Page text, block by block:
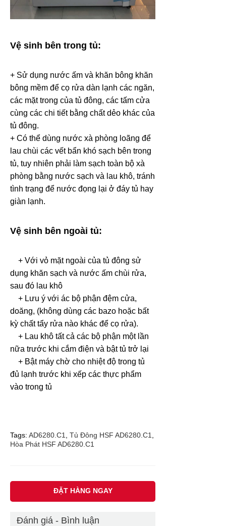
Vệ sinh bên trong tủ:
+ Sử dụng nước ấm và khăn bông khăn
bông mềm để cọ rửa dàn lạnh các ngăn,
các mặt trong của tủ đông, các tấm cửa
cùng các chi tiết bằng chất dẻo khác của
tủ đông.
+ Có thể dùng nước xà phòng loãng để
lau chùi các vết bẩn khó sạch bên trong
tủ, tuy nhiên phải làm sạch toàn bộ xà
phòng bằng nước sạch và lau khô, tránh
tình trạng để nước đọng lại ở đáy tủ hay
giàn lạnh.
Vệ sinh bên ngoài tủ:
+ Với vỏ mặt ngoài của tủ đông sử
dụng khăn sạch và nước ấm chùi rửa,
sau đó lau khô
+ Lưu ý với ác bộ phận đệm cửa,
doăng, (không dùng các bazo hoặc bất
kỳ chất tẩy rửa nào khác để cọ rửa).
+ Lau khô tất cả các bộ phận một lần
nữa trước khi cắm điện và bật tủ trở lại
+ Bật máy chờ cho nhiệt độ trong tủ
đủ lạnh trước khi xếp các thực phẩm
vào trong tủ
Tags: AD6280.C1 Tủ Đông HSF AD6280.C1
Hòa Phát HSF AD6280.C1
ĐẶT HÀNG NGAY
Đánh giá - Bình luận